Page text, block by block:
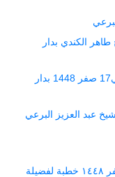
للشيخ طاهر الكندي بدار
الإيمان بالقدر خطبة الشيخ حسين الشراعي في17 صفر 1448 بدار
لفضيلة الشيخ عبد العزيز البرعي
الخطوات العملية في الكمال بالدين في ١٠ صفر ١٤٤٨ خطبة لفضيلة